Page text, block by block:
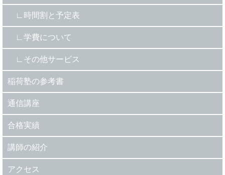
時間割と予定表
学費について
その他サービス
稲荷塾の参考書
通信講座
合格実績
講師の紹介
アクセス